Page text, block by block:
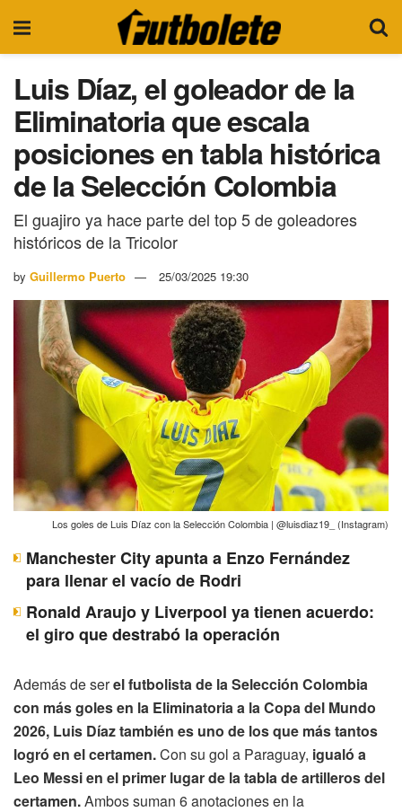
Luis Díaz, el goleador de la
Eliminatoria que escala
posiciones en tabla histórica
de la Selección Colombia
El guajiro ya hace parte del top 5 de goleadores
históricos de la Tricolor
by Guillermo Puerto 25/03/2025 19:30
Los goles de Luis Díaz con la Selección Colombia | @luisdiaz19_ (Instagram)
Manchester City apunta a Enzo Fernández
para llenar el vacío de Rodri
Ronald Araujo y Liverpool ya tienen acuerdo:
el giro que destrabó la operación
Además de serel futbolista de la Selección Colombia
con más goles en la Eliminatoria a la Copa del Mundo
2026, Luis Díaz también es uno de los que más tantos
logró en el certamen.Con su gol a Paraguay, igualó a
Leo Messi en el primer lugar de la tabla de artilleros del
certamen.Ambos suman 6 anotaciones en la